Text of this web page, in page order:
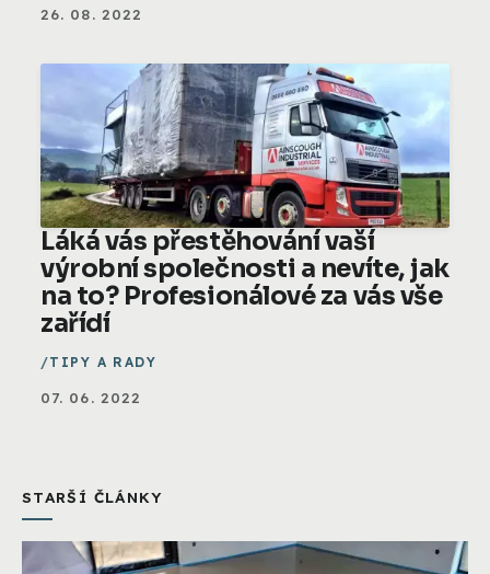
26. 08. 2022
Láká vás přestěhování vaší
výrobní společnosti a nevíte, jak
na to? Profesionálové za vás vše
zařídí
TIPY A RADY
07. 06. 2022
STARŠÍ ČLÁNKY